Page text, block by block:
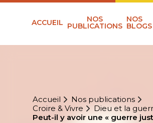
ACCUEIL NOS
PUBLICATIONS
NOS
BLOGS
Accueil
Nos publications
Croire & Vivre
Dieu et la
Peut-il y avoir une « guerre